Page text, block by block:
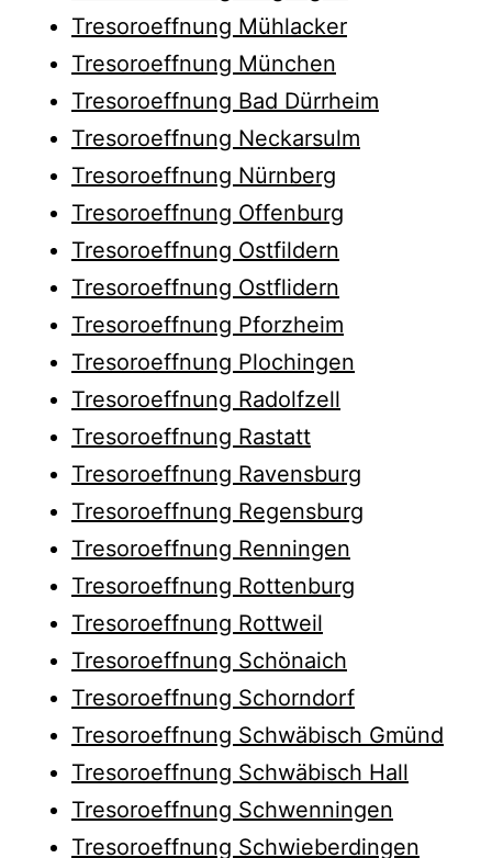
Tresoroeffnung Mühlacker
Tresoroeffnung München
Tresoroeffnung Bad Dürrheim
Tresoroeffnung Neckarsulm
Tresoroeffnung Nürnberg
Tresoroeffnung Offenburg
Tresoroeffnung Ostfildern
Tresoroeffnung Ostflidern
Tresoroeffnung Pforzheim
Tresoroeffnung Plochingen
Tresoroeffnung Radolfzell
Tresoroeffnung Rastatt
Tresoroeffnung Ravensburg
Tresoroeffnung Regensburg
Tresoroeffnung Renningen
Tresoroeffnung Rottenburg
Tresoroeffnung Rottweil
Tresoroeffnung Schönaich
Tresoroeffnung Schorndorf
Tresoroeffnung Schwäbisch Gmünd
Tresoroeffnung Schwäbisch Hall
Tresoroeffnung Schwenningen
Tresoroeffnung Schwieberdingen